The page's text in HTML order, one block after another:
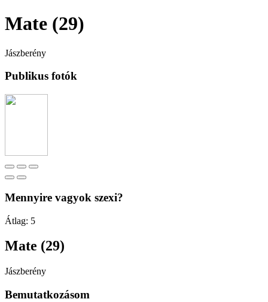
Mate (29)
Jászberény
Publikus fotók
Mennyire vagyok szexi?
Átlag: 5
Mate (29)
Jászberény
Bemutatkozásom